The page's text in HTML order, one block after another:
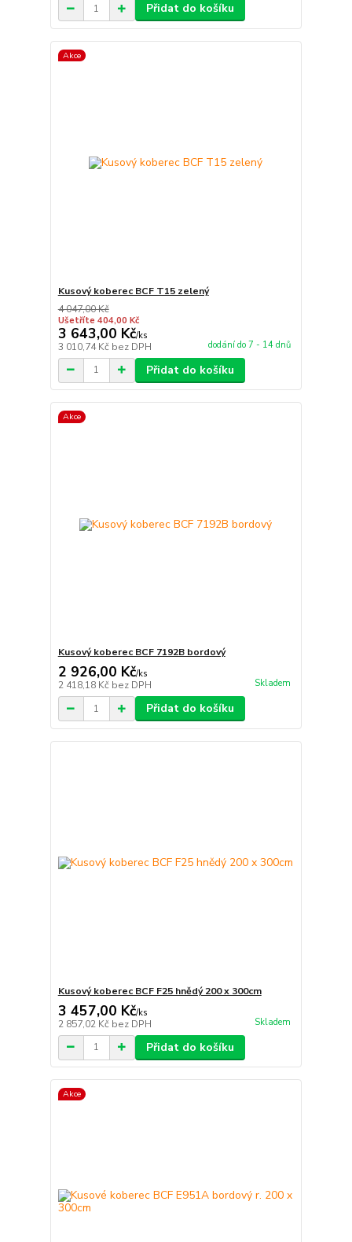
Přidat do košíku
Akce
Kusový koberec BCF T15 zelený
4 047,00 Kč
Ušetříte 404,00 Kč
3 643,00 Kč/ks
3 010,74 Kč bez DPH dodání do 7 - 14 dnů
Přidat do košíku
Akce
Kusový koberec BCF 7192B bordový
2 926,00 Kč/ks
2 418,18 Kč bez DPH Skladem
Přidat do košíku
Kusový koberec BCF F25 hnědý 200 x 300cm
3 457,00 Kč/ks
2 857,02 Kč bez DPH Skladem
Přidat do košíku
Akce